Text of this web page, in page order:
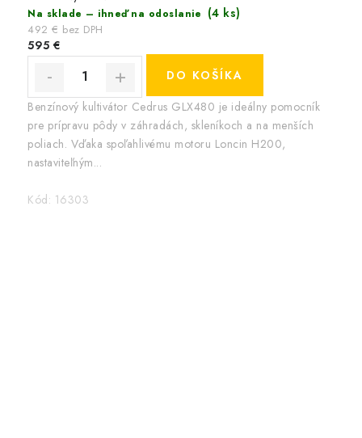
Na sklade – ihneď na odoslanie (4 ks)
492 € bez DPH
595 €
DO KOŠÍKA
Benzínový kultivátor Cedrus GLX480 je ideálny pomocník
pre prípravu pôdy v záhradách, skleníkoch a na menších
poliach. Vďaka spoľahlivému motoru Loncin H200,
nastaviteľným...
Kód: 16303